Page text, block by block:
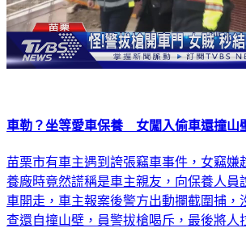
車勒？坐等愛車保養 女闖入偷車還撞山
苗栗市有車主遇到誇張竊車事件，女竊嫌
養廠時竟然謊稱是車主親友，向保養人員
車開走，車主報案後警方出動攔截圍捕，
查還自撞山壁，員警拔槍喝斥，最後將人